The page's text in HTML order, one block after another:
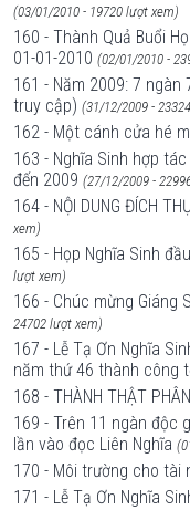
(03/01/2010 - 19720 lượt xem)
160 - Thành Quả Buổi
01-01-2010 (02/01/2010 -
161 - Năm 2009: 7
truy cập) (31/12/2009 -
162 - Một cánh cửa hé
163 - Nghĩa Sinh hợp
đến 2009 (27/12/2009 -
164 - NỘI DUNG ĐÍCH
xem)
165 - Họp Nghĩa Sinh
lượt xem)
166 - Chúc mừng Giáng
24702 lượt xem)
167 - Lễ Tạ Ơn Nghĩa
năm thứ 46 thành công
168 - THÀNH THẬT
169 - Trên 11 ngàn độc
lần vào đọc Liên Nghĩa
170 - Môi trường cho tài
171 - Lễ Tạ Ơn Nghĩa